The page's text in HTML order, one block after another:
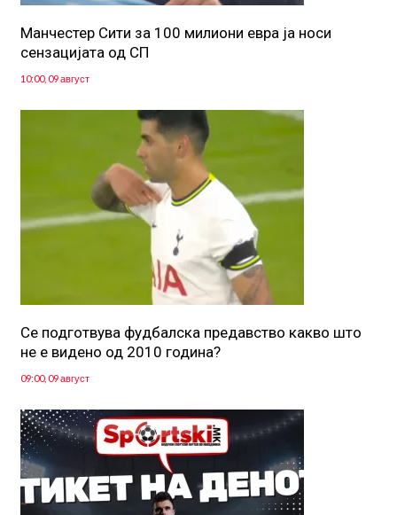
Манчестер Сити за 100 милиони евра ја носи
сензацијата од СП
10:00, 09 август
Се подготвува фудбалска предавство какво што
не е видено од 2010 година?
09:00, 09 август